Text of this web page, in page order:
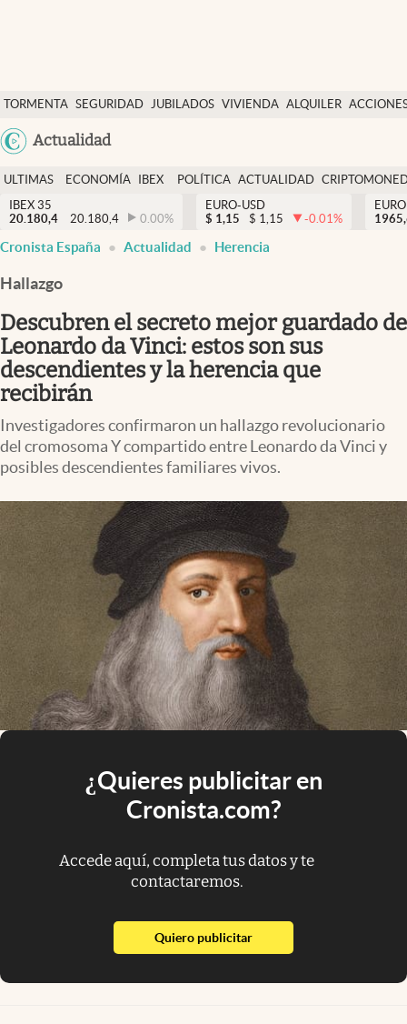
TORMENTA SEGURIDAD JUBILADOS VIVIENDA ALQUILER
Actualidad
Economía y finanzas
Política
Actualidad
Criptomonedas
España
ULTIMAS
NOTICIAS
ECONOMÍA
FINANZAS
IBEX
EURO
POLÍTICA ACTUALIDAD
IBEX 35
20.180,4
20.180,4 0.00%
EURO-USD
$ 1,15 $ 1,15 -0.01%
Cronista España Actualidad Herencia
Hallazgo
Descubren el secreto mejor guardado de
Leonardo da Vinci: estos son sus
descendientes y la herencia que
recibirán
Investigadores confirmaron un hallazgo revolucionario
del cromosoma Y compartido entre Leonardo da Vinci y
posibles descendientes familiares vivos.
¿Quieres publicitar en
Cronista.com?
Accede aquí, completa tus datos y te
contactaremos.
Quiero publicitarabre en nueva pestaña